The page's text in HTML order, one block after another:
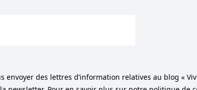
des lettres d’information relatives au blog «